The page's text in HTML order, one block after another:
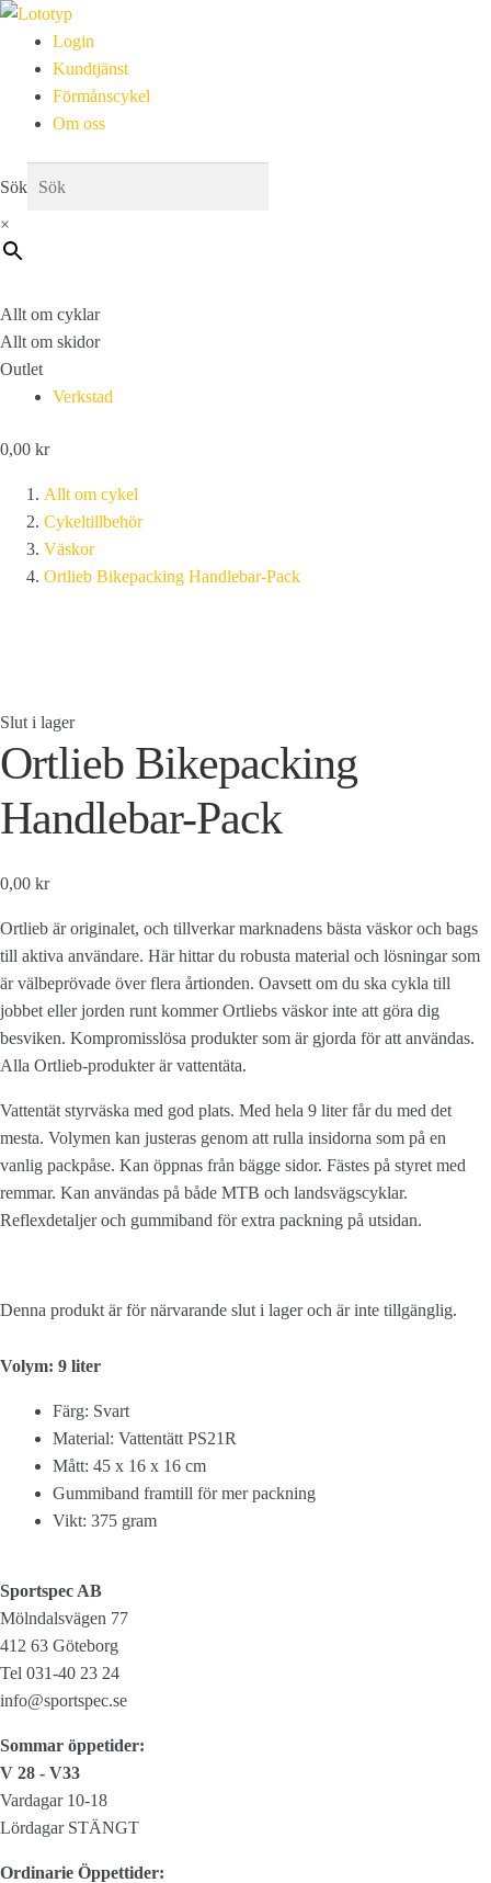
Login
Kundtjänst
Förmånscykel
Om oss
Sök
×
Allt om cyklar
Allt om skidor
Outlet
Verkstad
0,00 kr
Allt om cykel
Cykeltillbehör
Väskor
Ortlieb Bikepacking Handlebar-Pack
Slut i lager
Ortlieb Bikepacking
Handlebar-Pack
0,00 kr
Ortlieb är originalet, och tillverkar marknadens bästa väskor och bags
till aktiva användare. Här hittar du robusta material och lösningar som
är välbeprövade över flera årtionden. Oavsett om du ska cykla till
jobbet eller jorden runt kommer Ortliebs väskor inte att göra dig
besviken. Kompromisslösa produkter som är gjorda för att användas.
Alla Ortlieb-produkter är vattentäta.
Vattentät styrväska med god plats. Med hela 9 liter får du med det
mesta. Volymen kan justeras genom att rulla insidorna som på en
vanlig packpåse. Kan öppnas från bägge sidor. Fästes på styret med
remmar. Kan användas på både MTB och landsvägscyklar.
Reflexdetaljer och gummiband för extra packning på utsidan.
Denna produkt är för närvarande slut i lager och är inte tillgänglig.
Volym: 9 liter
Färg: Svart
Material: Vattentätt PS21R
Mått: 45 x 16 x 16 cm
Gummiband framtill för mer packning
Vikt: 375 gram
Sportspec AB
Mölndalsvägen 77
412 63 Göteborg
Tel 031-40 23 24
info@sportspec.se
Sommar öppetider:
V 28 - V33
Vardagar 10-18
Lördagar STÄNGT
Ordinarie Öppettider: